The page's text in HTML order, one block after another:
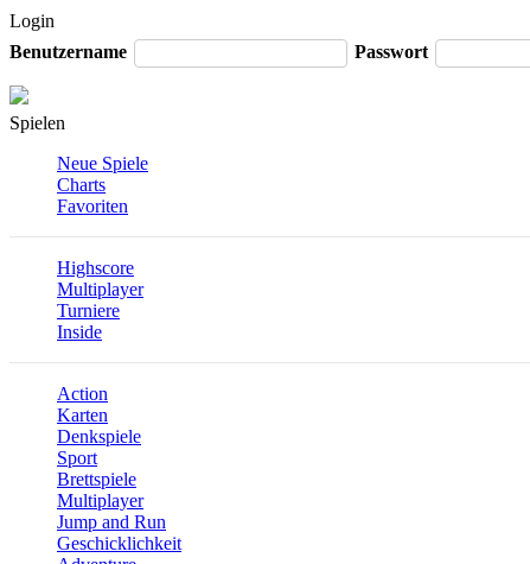
Login
Benutzername
Passwort
Spielen
Neue Spiele
Charts
Favoriten
Highscore
Multiplayer
Turniere
Inside
Action
Karten
Denkspiele
Sport
Brettspiele
Multiplayer
Jump and Run
Geschicklichkeit